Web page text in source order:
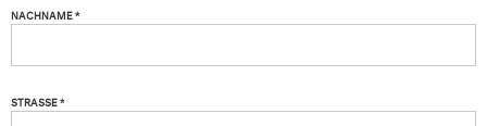
NACHNAME *
STRASSE *